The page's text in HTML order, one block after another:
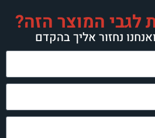
הזה?
אליך בהקדם